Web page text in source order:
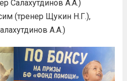
Салахутдинов А.А.)
(тренер Щукин Н.Г.),
А.А.)